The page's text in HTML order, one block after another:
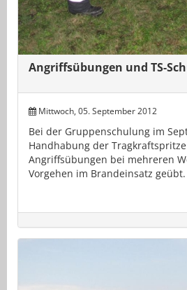
Angriffsübungen und TS-
Mittwoch, 05. September 2012
Bei der Gruppenschulung im
Handhabung der
Angriffsübungen bei mehreren
Vorgehen im Brandeinsatz geübt.